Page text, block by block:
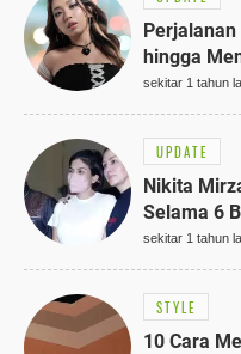
hingga
sekitar 1 tahun
UPDATE
Nikita
Selama 6
Terungkap!
sekitar 1 tahun
STYLE
10 Cara